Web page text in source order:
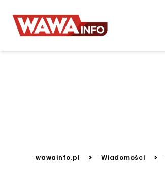
wawainfo.pl > Wiadomości >